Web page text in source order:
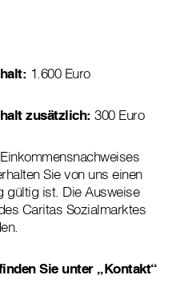
1.600 Euro
zusätzlich: 300 Euro
Sie von uns einen
gültig ist. Die Ausweise
Caritas Sozialmarktes
Sie unter „Kontakt“